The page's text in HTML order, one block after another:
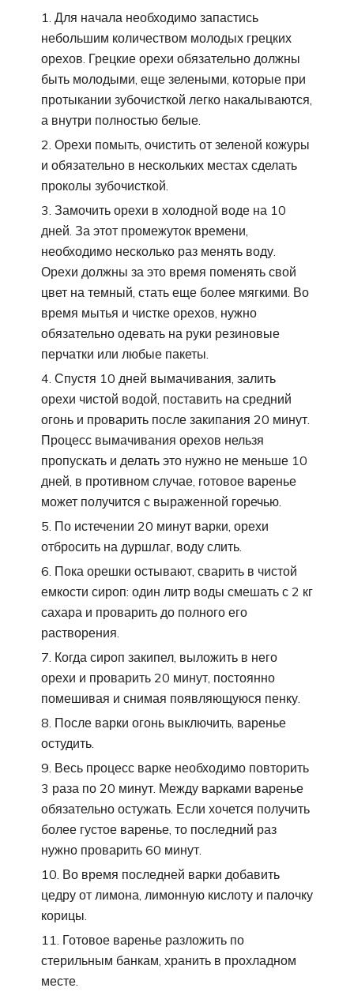
Для начала необходимо запастись
небольшим количеством молодых грецких
орехов. Грецкие орехи обязательно должны
быть молодыми, еще зелеными, которые при
протыкании зубочисткой легко накалываются,
а внутри полностью белые.
Орехи помыть, очистить от зеленой кожуры
и обязательно в нескольких местах сделать
проколы зубочисткой.
Замочить орехи в холодной воде на 10
дней. За этот промежуток времени,
необходимо несколько раз менять воду.
Орехи должны за это время поменять свой
цвет на темный, стать еще более мягкими. Во
время мытья и чистке орехов, нужно
обязательно одевать на руки резиновые
перчатки или любые пакеты.
Спустя 10 дней вымачивания, залить
орехи чистой водой, поставить на средний
огонь и проварить после закипания 20 минут.
Процесс вымачивания орехов нельзя
пропускать и делать это нужно не меньше 10
дней, в противном случае, готовое варенье
может получится с выраженной горечью.
По истечении 20 минут варки, орехи
отбросить на дуршлаг, воду слить.
Пока орешки остывают, сварить в чистой
емкости сироп: один литр воды смешать с 2 кг
сахара и проварить до полного его
растворения.
Когда сироп закипел, выложить в него
орехи и проварить 20 минут, постоянно
помешивая и снимая появляющуюся пенку.
После варки огонь выключить, варенье
остудить.
Весь процесс варке необходимо повторить
3 раза по 20 минут. Между варками варенье
обязательно остужать. Если хочется получить
более густое варенье, то последний раз
нужно проварить 60 минут.
Во время последней варки добавить
цедру от лимона, лимонную кислоту и палочку
корицы.
Готовое варенье разложить по
стерильным банкам, хранить в прохладном
месте.